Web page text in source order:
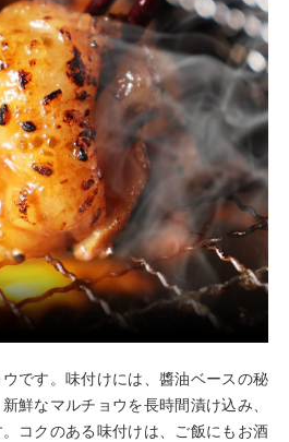
です。味付けには、醬油ベースの秘
鮮なマルチョウを長時間漬け込み、
コクのある味付けは、ご飯にもお酒